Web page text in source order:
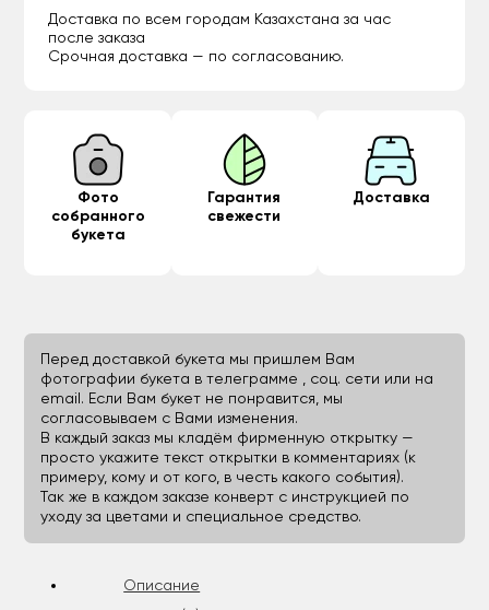
Доставка по всем городам Казахстана за час
после заказа
Срочная доставка — по согласованию.
Фото
собранного
букета
Гарантия
свежести
Доставка
Перед доставкой букета мы пришлем Вам
фотографии букета в телеграмме , соц. сети или на
email. Если Вам букет не понравится, мы
согласовываем с Вами изменения.
В каждый заказ мы кладём фирменную открытку —
просто укажите текст открытки в комментариях (к
примеру, кому и от кого, в честь какого события).
Так же в каждом заказе конверт с инструкцией по
уходу за цветами и специальное средство.
Описание